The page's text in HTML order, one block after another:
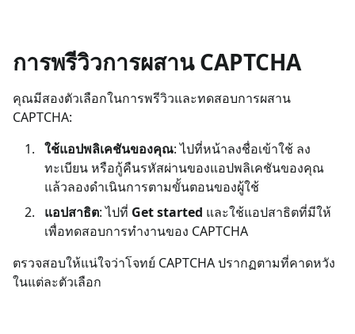
การพรีวิวการผสาน CAPTCHA
คุณมีสองตัวเลือกในการพรีวิวและทดสอบการผสาน
CAPTCHA:
ใช้แอปพลิเคชันของคุณ: ไปที่หน้าลงชื่อเข้าใช้ ลง
ทะเบียน หรือกู้คืนรหัสผ่านของแอปพลิเคชันของคุณ
แล้วลองดำเนินการตามขั้นตอนของผู้ใช้
แอปสาธิต: ไปที่ Get started และใช้แอปสาธิตที่มีให้
เพื่อทดสอบการทำงานของ CAPTCHA
ตรวจสอบให้แน่ใจว่าโจทย์ CAPTCHA ปรากฏตามที่คาดหวัง
ในแต่ละตัวเลือก